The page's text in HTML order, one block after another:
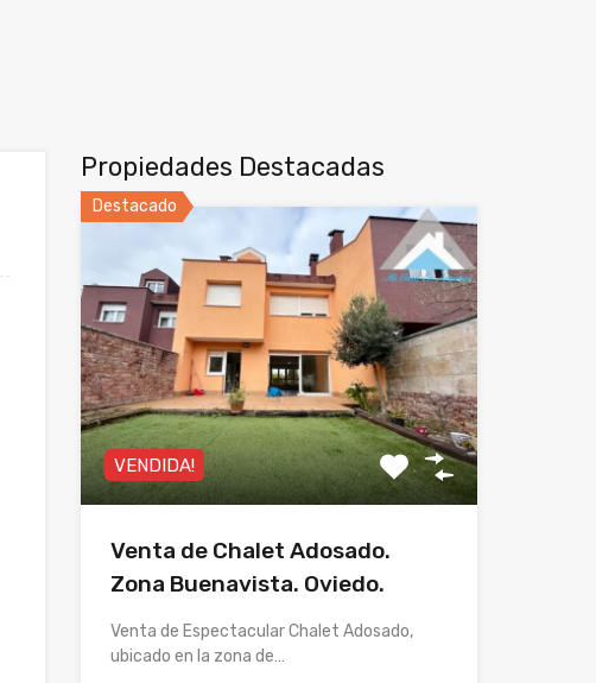
Propiedades Destacadas
Destacado
VENDIDA!
Venta de Chalet Adosado.
Zona Buenavista. Oviedo.
Venta de Espectacular Chalet Adosado,
ubicado en la zona de…